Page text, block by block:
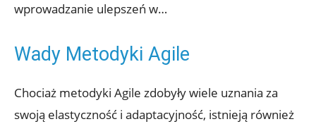
wprowadzanie ulepszeń w…
Wady Metodyki Agile
Chociaż metodyki Agile zdobyły wiele uznania za
swoją elastyczność i adaptacyjność, istnieją również